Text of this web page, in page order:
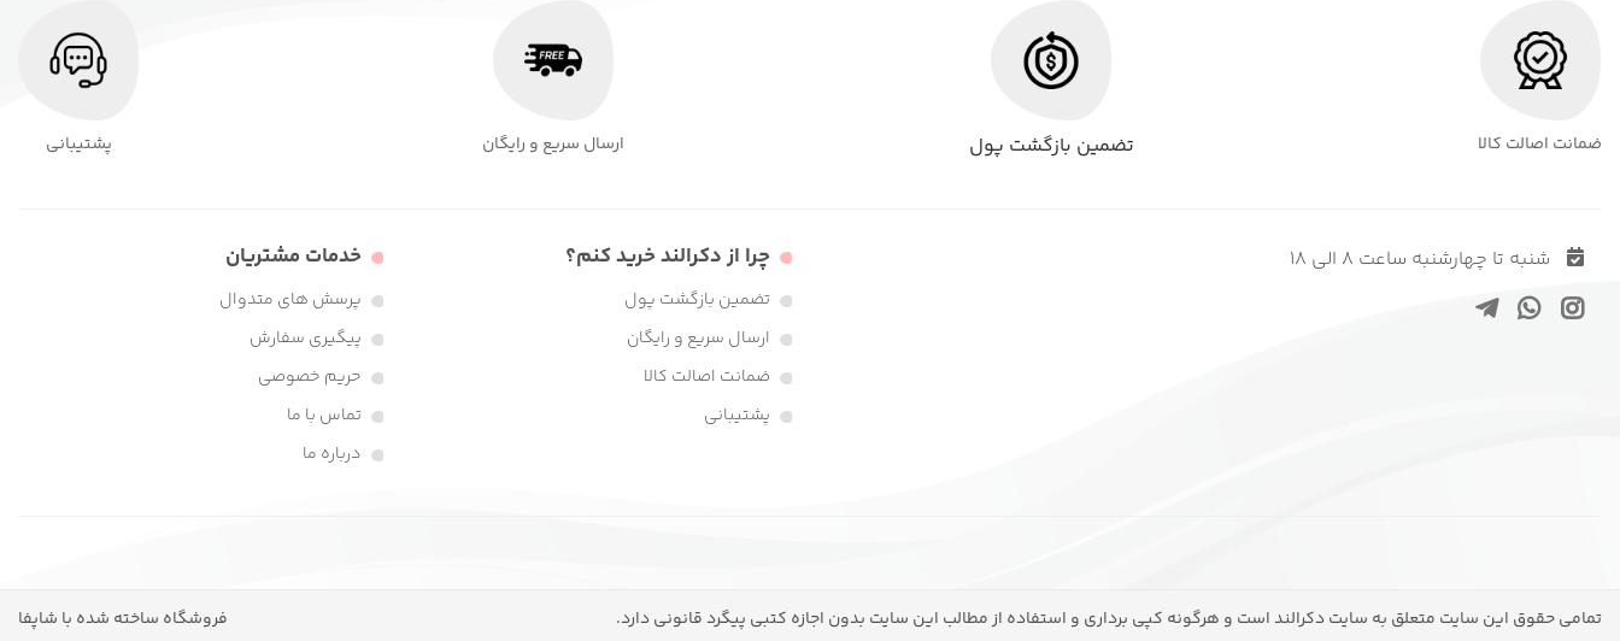
ضمانت اصالت کالا تضمین بازگشت پول ارسال سریع و رایگان پشتیبانی
شنبه تا چهارشنبه ساعت ۸ الی ۱۸ چرا از دکرالند خرید کنم؟
تضمین بازگشت پول
ارسال سریع و رایگان
ضمانت اصالت کالا
پشتیبانی
خدمات مشتریان
پرسش های متدوال
پیگیری سفارش
حریم خصوصی
تماس با ما
درباره ما
تمامی حقوق این سایت متعلق به سایت دکرالند است و هرگونه کپی برداری و استفاده از مطالب این سایت بدون اجازه کتبی پیگرد قانونی دارد. فروشگاه ساخته شده با شاپفا